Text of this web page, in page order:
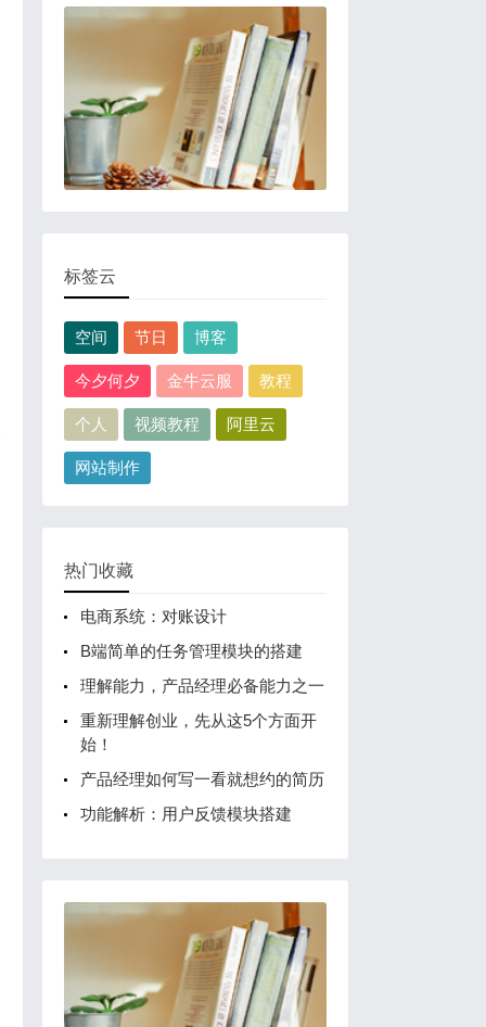
标签云
空间 节日 博客
今夕何夕 金牛云服 教程
个人 视频教程 阿里云
网站制作
热门收藏
电商系统：对账设计
B端简单的任务管理模块的搭建
理解能力，产品经理必备能力之一
重新理解创业，先从这5个方面开
始！
产品经理如何写一看就想约的简历
功能解析：用户反馈模块搭建